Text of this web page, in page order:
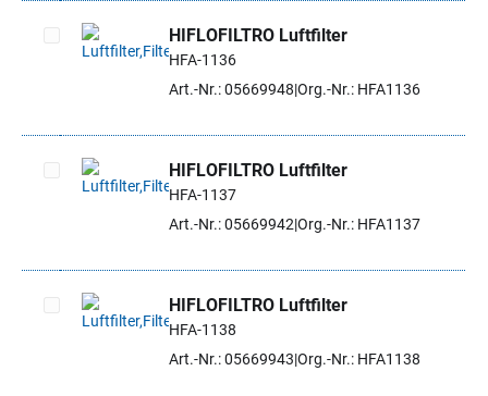
Artikel auswählen
HIFLOFILTRO Luftfilter
HFA-1136
Art.-Nr.: 05669948 Org.-Nr.: HFA1136
Artikel auswählen
HIFLOFILTRO Luftfilter
HFA-1137
Art.-Nr.: 05669942 Org.-Nr.: HFA1137
Artikel auswählen
HIFLOFILTRO Luftfilter
HFA-1138
Art.-Nr.: 05669943 Org.-Nr.: HFA1138